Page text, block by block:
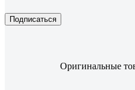
Подписаться
Оригинальные